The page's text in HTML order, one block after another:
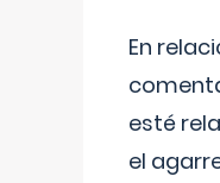
En
esté
el